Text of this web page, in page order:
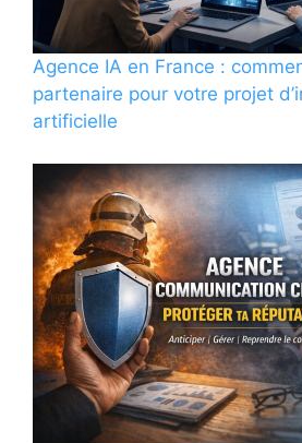
Agence IA en France :
partenaire pour votre projet
artificielle